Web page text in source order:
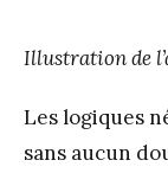
Illustration de
Les logiques
sans aucun